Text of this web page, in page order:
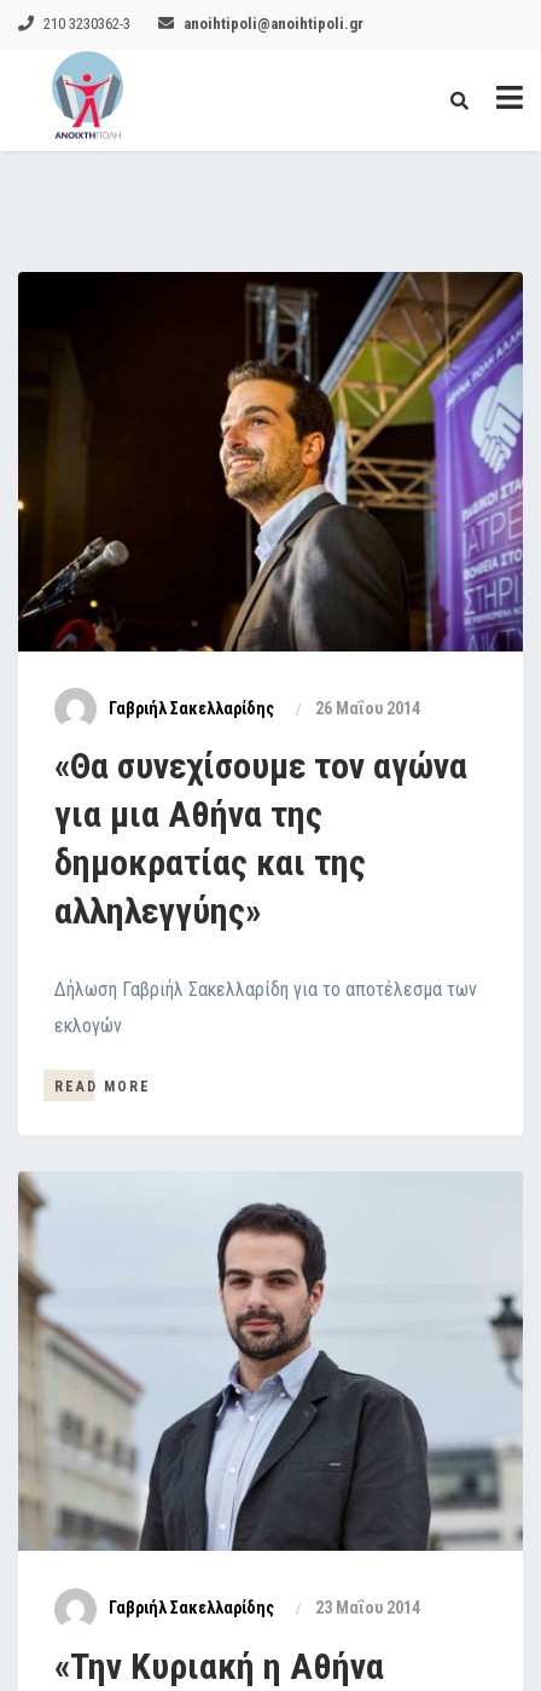
210 3230362-3 anoihtipoli@anoihtipoli.gr
Γαβριήλ Σακελλαρίδης 26 Μαΐου 2014
«Θα συνεχίσουμε τον αγώνα
για μια Αθήνα της
δημοκρατίας και της
αλληλεγγύης»
Δήλωση Γαβριήλ Σακελλαρίδη για το αποτέλεσμα των
εκλογών
READ MORE
Γαβριήλ Σακελλαρίδης 23 Μαΐου 2014
«Την Κυριακή η Αθήνα